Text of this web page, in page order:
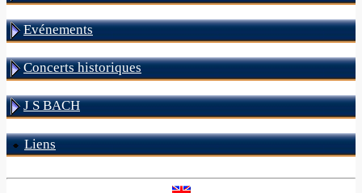
Evénements
Concerts historiques
J S BACH
Liens